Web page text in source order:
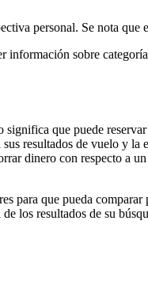
personal. Se nota que
sobre
que puede
resultados de vuelo y
dinero con respecto a
para que pueda
los resultados de su